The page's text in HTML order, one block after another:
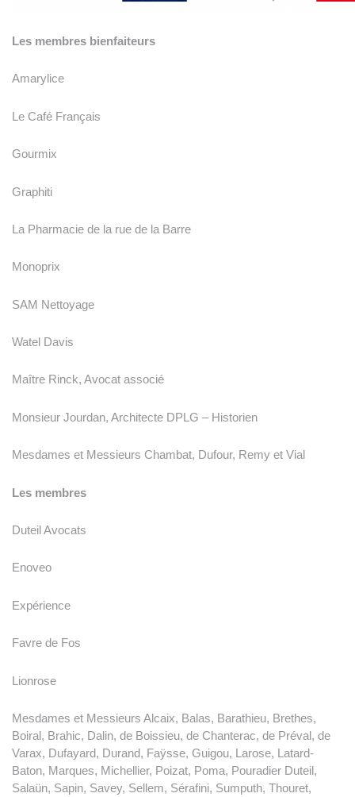
Les membres bienfaiteurs
Amarylice
Le Café Français
Gourmix
Graphiti
La Pharmacie de la rue de la Barre
Monoprix
SAM Nettoyage
Watel Davis
Maître Rinck, Avocat associé
Monsieur Jourdan, Architecte DPLG – Historien
Mesdames et Messieurs Chambat, Dufour, Remy et Vial
Les membres
Duteil Avocats
Enoveo
Expérience
Favre de Fos
Lionrose
Mesdames et Messieurs Alcaix, Balas, Barathieu, Brethes,
Boiral, Brahic, Dalin, de Boissieu, de Chanterac, de Préval, de
Varax, Dufayard, Durand, Faÿsse, Guigou, Larose, Latard-
Baton, Marques, Michellier, Poizat, Poma, Pouradier Duteil,
Salaün, Sapin, Savey, Sellem, Sérafini, Sumputh, Thouret,